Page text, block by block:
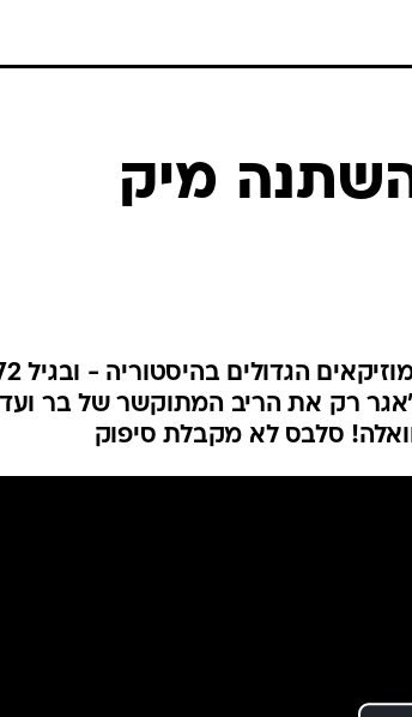
מיק
רק את הריב המתוקשר של בר
סלבס לא מקבלת סיפוק